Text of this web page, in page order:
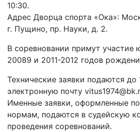
10:30.
Адрес Дворца спорта «Ока»:
г. Пущино, пр. Науки, д. 2.
В соревновании примут
20089 и 2011-2012 годов
Технические заявки подаются до
электронную почту
Именные заявки, оформленные
нормам, подаются в судейскую
проведения соревнований.